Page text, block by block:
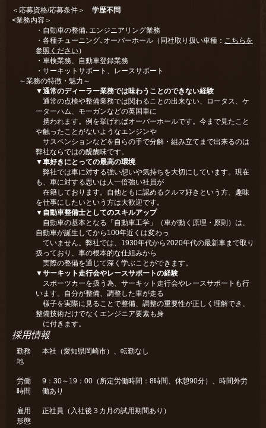
＜応募資格/応募条件＞ 学歴不問
<業務内容＞
・自動車の整備､エンジニアリング業務
・各種チューニング､オーバーホール（同社取り扱い車種： こちらを
参照ください）
・車検業務、自動車登録業務
・サーキットサポート、レースサポート
～業務の特徴・魅力～
▼通常のディーラー業務では味わうことのできない経験
通常の点検や整備業務では関わることの出来ない、ロータス、ケ
ーターハム、モーガンなどの英国車に
携われます。例を挙げればオーバーホールです。今まで見たこと
や触ったことがないようなエンジンや
サスペンションなどを自らの手で分解・組み立てまで出来るのは
弊社ならではの醍醐味です。
▼車好きにとっての最高の環境
弊社では車に対する強い想いや気持ちを大切にしています。現在
も、車に対する思いは人一倍強い社員が
在籍しております。自他ともに認めるクルマ好きという方、趣味
を仕事にしたいという方は大歓迎です。
▼自動車整備士としてのスキルアップ
自動車の基本となる「自動車工学」（車が動く原理・原則）は、
自動車が誕生してから100年近くは変わっ
ていません。弊社では、1930年代から2020年代の最新車まで取り
扱っており、車の根本的な仕組みから
実際の整備を通じて深く学ぶことができます。
▼サーキット走行会やレースサポートの経験
スポーツカーを扱う為、サーキット走行会やレースサポートも行
います。自分が整備、調整した車が走る
様子を実際に見ることで整備、調整の重要性が正しく理解でき、
整備技術だけでなくエンジニア要素も身
に付きます。
採用情報
勤務
地
本社（愛知県岡崎市）、転勤なし
労働
時間
9：30～19：00（所定労働時間：8時間、休憩90分）、時間外労
働あり
雇用
形態
正社員（入社後３カ月の試用期間あり）